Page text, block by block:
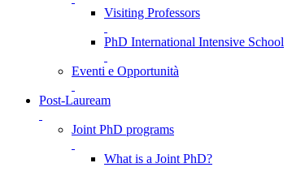
Visiting Professors
PhD International Intensive School
Eventi e Opportunità
Post-Lauream
Joint PhD programs
What is a Joint PhD?